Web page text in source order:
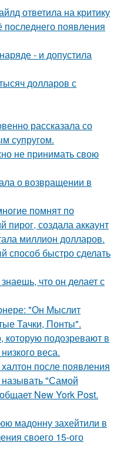
ответила на критику
появления
- и допустила
долларов с
рассказала со
супругом.
не принимать свою
о возвращении в
помнят по
пирог, создала аккаунт
миллион долларов.
способ быстро сделать
что он делает с
"Он Мыслит
Тачки, Понты".
которую подозревают в
веса.
после появления
"Самой
New York Post.
мадонну захейтили в
своего 15-ого